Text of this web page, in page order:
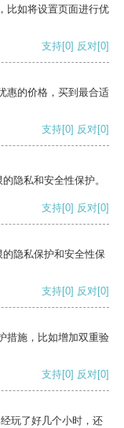
比如将设置页面进行优
支持[0] 反对[0]
惠的价格，买到最合适
支持[0] 反对[0]
隐私和安全性保护。
支持[0] 反对[0]
隐私保护和安全性保
支持[0] 反对[0]
措施，比如增加双重验
支持[0] 反对[0]
玩了好几个小时，还